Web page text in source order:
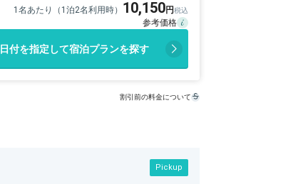
1名あたり（1泊2名利用時） 10,150
日付を指定して宿泊プランを探す
割引前の料金について
Pickup